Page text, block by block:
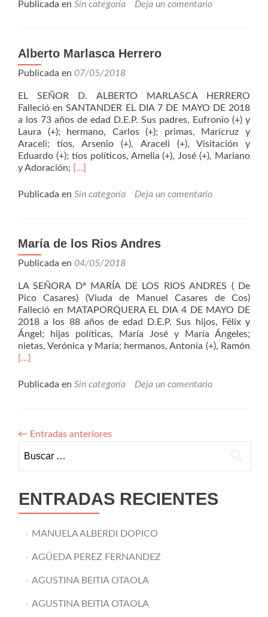
Publicada en Sin categoría Deja un comentario
Alberto Marlasca Herrero
Publicada en 07/05/2018
EL SEÑOR D. ALBERTO MARLASCA HERRERO
Falleció en SANTANDER EL DIA 7 DE MAYO DE 2018
a los 73 años de edad D.E.P. Sus padres, Eufronio (+) y
Laura (+); hermano, Carlos (+); primas, Marícruz y
Araceli; tíos, Arsenio (+), Araceli (+), Visitación y
Eduardo (+); tíos políticos, Amelia (+), José (+), Mariano
y Adoración; Leer
Marlasca
[…]
Publicada en Sin categoría Deja un comentario
María de los Rios Andres
Publicada en 04/05/2018
LA SEÑORA Dª MARÍA DE LOS RIOS ANDRES ( De
Pico Casares) (Viuda de Manuel Casares de Cos)
Falleció en MATAPORQUERA EL DIA 4 DE MAYO DE
2018 a los 88 años de edad D.E.P. Sus hijos, Félix y
Ángel; hijas políticas, María José y María Ángeles;
nietas, Verónica y María; hermanos, Antonia (+), Ramón
Leer
de
[…]
Publicada en Sin categoría Deja un comentario
← Entradas anteriores
ENTRADAS RECIENTES
MANUELA ALBERDI DOPICO
AGÜEDA PEREZ FERNANDEZ
AGUSTINA BEITIA OTAOLA
AGUSTINA BEITIA OTAOLA